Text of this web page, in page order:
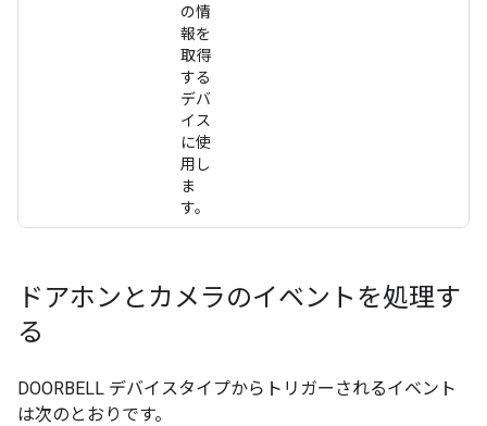
の情
報を
取得
する
デバ
イス
に使
用し
ま
す。
ドアホンとカメラのイベントを処理す
る
DOORBELL デバイスタイプからトリガーされるイベント
は次のとおりです。